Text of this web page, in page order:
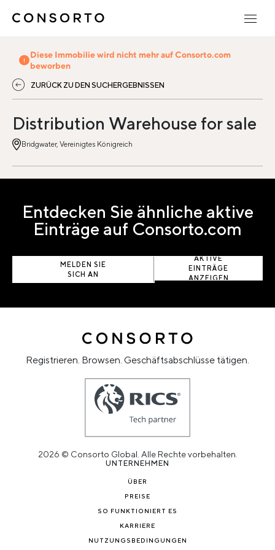
Diese Immobilie wird nicht mehr auf Consorto.com
beworben
ZURÜCK ZU DEN SUCHERGEBNISSEN
Distribution Warehouse for sale
Bridgwater, Vereinigtes Königreich
Entdecken Sie ähnliche aktive
Einträge auf Consorto.com
MELDEN SIE
SICH AN
AKTIVE
EINTRÄGE
ANZEIGEN
Registrieren. Browsen. Geschäftsabschlüsse tätigen.
2026 © Consorto Global. Alle Rechte vorbehalten.
UNTERNEHMEN
ÜBER
PREISE
SO FUNKTIONIERT ES
KARRIERE
NUTZUNGSBEDINGUNGEN